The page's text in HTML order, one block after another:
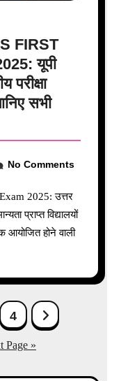
FIRST
यूपी
सभी
No Comments
प्राप्त विद्यालयों
होने वाली
4
Page »